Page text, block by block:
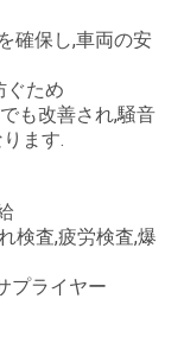
確保し,車両の安
ぐため
も改善され,騒音
ます.
検査,疲労検査,爆
プライヤー